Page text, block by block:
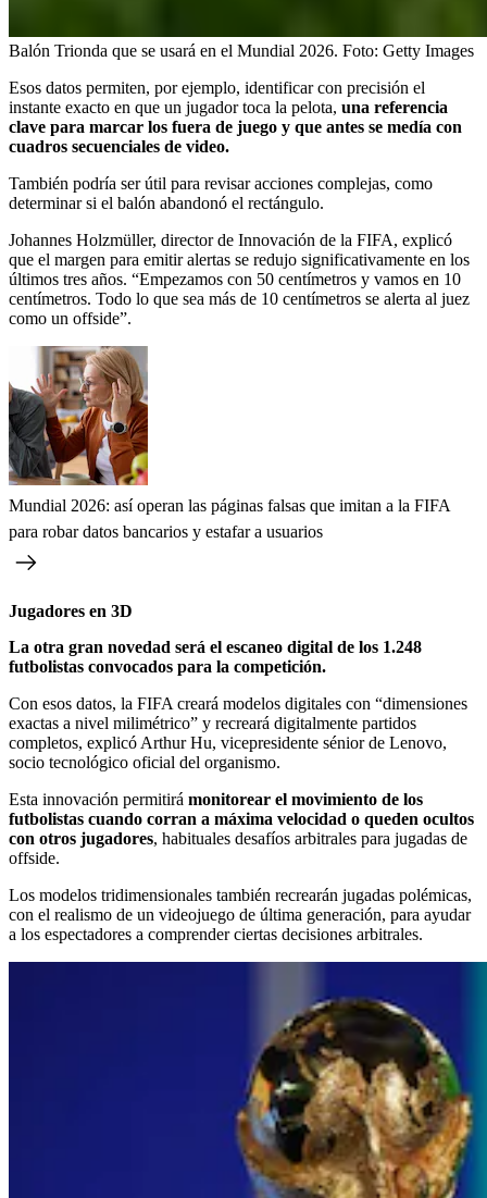
Balón Trionda que se usará en el Mundial 2026. Foto: Getty Images
Esos datos permiten, por ejemplo, identificar con precisión el
instante exacto en que un jugador toca la pelota, una referencia
clave para marcar los fuera de juego y que antes se medía con
cuadros secuenciales de video.
También podría ser útil para revisar acciones complejas, como
determinar si el balón abandonó el rectángulo.
Johannes Holzmüller, director de Innovación de la FIFA, explicó
que el margen para emitir alertas se redujo significativamente en los
últimos tres años. “Empezamos con 50 centímetros y vamos en 10
centímetros. Todo lo que sea más de 10 centímetros se alerta al juez
como un offside”.
Mundial 2026: así operan las páginas falsas que imitan a la FIFA
para robar datos bancarios y estafar a usuarios
Jugadores en 3D
La otra gran novedad será el escaneo digital de los 1.248
futbolistas convocados para la competición.
Con esos datos, la FIFA creará modelos digitales con “dimensiones
exactas a nivel milimétrico” y recreará digitalmente partidos
completos, explicó Arthur Hu, vicepresidente sénior de Lenovo,
socio tecnológico oficial del organismo.
Esta innovación permitirá monitorear el movimiento de los
futbolistas cuando corran a máxima velocidad o queden ocultos
con otros jugadores, habituales desafíos arbitrales para jugadas de
offside.
Los modelos tridimensionales también recrearán jugadas polémicas,
con el realismo de un videojuego de última generación, para ayudar
a los espectadores a comprender ciertas decisiones arbitrales.